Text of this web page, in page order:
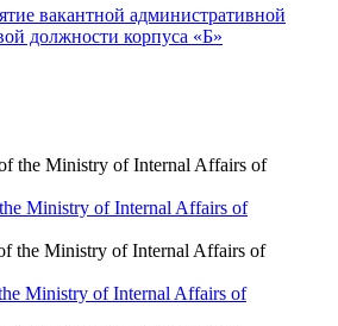
вакантной административной
должности корпуса «Б»
Ministry of Internal Affairs of
Ministry of Internal Affairs of